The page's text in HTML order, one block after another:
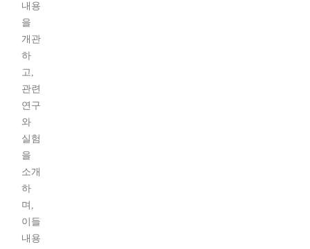
내용
을
개관
하
고,
관련
연구
와
실험
을
소개
하
며,
이들
내용